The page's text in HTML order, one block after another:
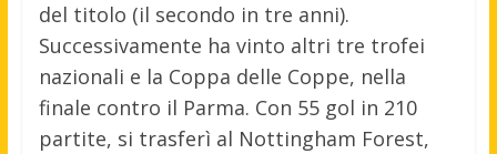
del titolo (il secondo in tre anni).
Successivamente ha vinto altri tre trofei
nazionali e la Coppa delle Coppe, nella
finale contro il Parma. Con 55 gol in 210
partite, si trasferì al Nottingham Forest,